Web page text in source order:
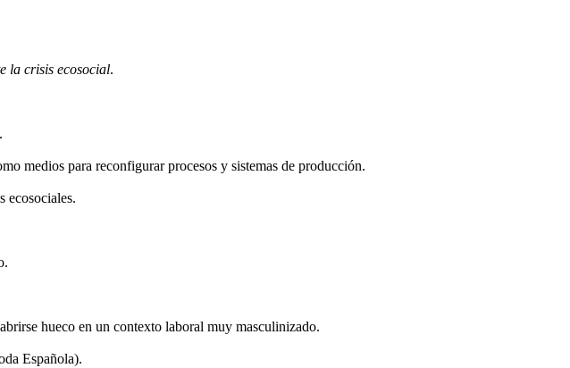
la crisis ecosocial.
.
medios para reconfigurar procesos y sistemas de producción.
ecosociales.
hueco en un contexto laboral muy masculinizado.
Española).